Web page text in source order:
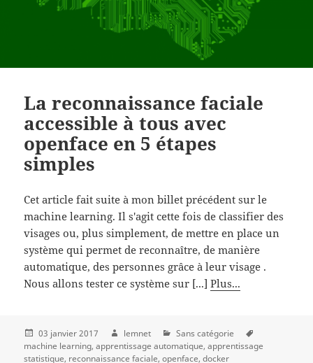
La reconnaissance faciale
accessible à tous avec
openface en 5 étapes
simples
Cet article fait suite à mon billet précédent sur le
machine learning. Il s'agit cette fois de classifier des
visages ou, plus simplement, de mettre en place un
système qui permet de reconnaître, de manière
automatique, des personnes grâce à leur visage .
Nous allons tester ce système sur [...]Plus...
03 janvier 2017 lemnet
Sans catégorie
machine learning apprentissage automatique apprentissage
statistique reconnaissance faciale openface docker